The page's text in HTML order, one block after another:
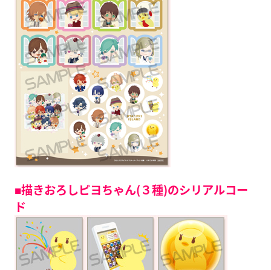
■描きおろしピヨちゃん(３種)のシリアルコー
ド